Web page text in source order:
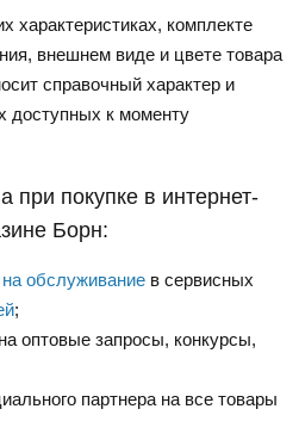
характеристиках, комплекте
внешнем виде и цвете товара
справочный характер и
доступных к моменту
покупке в интернет-
Борн:
на обслуживание в сервисных
;
оптовые запросы, конкурсы,
партнера на все товары